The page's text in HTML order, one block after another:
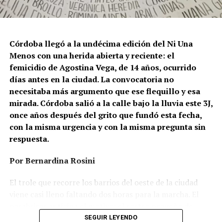
Ganar la vida: La historia de (no)
Su hijo Ciro tenía 120 veces más agrotóxicos que lo
Córdoba llegó a la undécima edición del Ni Una
Menos con una herida abierta y reciente: el
femicidio de Agostina Vega, de 14 años, ocurrido
días antes en la ciudad. La convocatoria no
necesitaba más argumento que ese flequillo y esa
mirada. Córdoba salió a la calle bajo la lluvia este 3J,
once años después del grito que fundó esta fecha,
con la misma urgencia y con la misma pregunta sin
respuesta.
Por Bernardina Rosini
El trole que recorre los barrios del oeste de la ciudad
Agostina Vega, 14 años. Era fácil intuir que será una
SEGUIR LEYENDO